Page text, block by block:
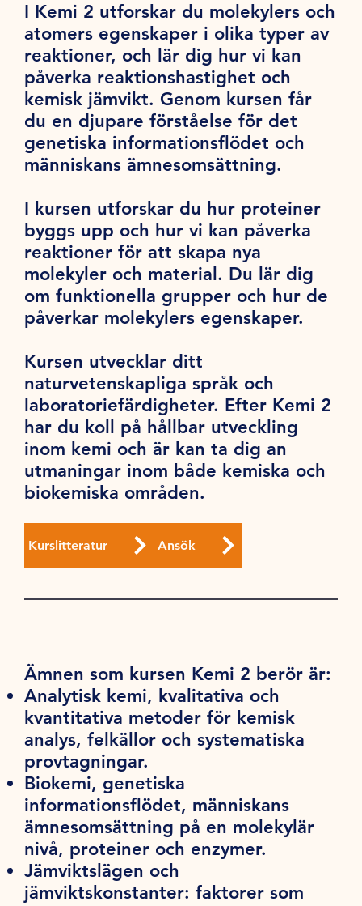
I Kemi 2 utforskar du molekylers och
atomers egenskaper i olika typer av
reaktioner, och lär dig hur vi kan
påverka reaktionshastighet och
kemisk jämvikt. Genom kursen får
du en djupare förståelse för det
genetiska informationsflödet och
människans ämnesomsättning.
I kursen utforskar du hur proteiner
byggs upp och hur vi kan påverka
reaktioner för att skapa nya
molekyler och material. Du lär dig
om funktionella grupper och hur de
påverkar molekylers egenskaper.
Kursen utvecklar ditt
naturvetenskapliga språk och
laboratoriefärdigheter. Efter Kemi 2
har du koll på hållbar utveckling
inom kemi och är kan ta dig an
utmaningar inom både kemiska och
biokemiska områden.
Kurslitteratur Ansök
Ämnen som kursen Kemi 2 berör är:
Analytisk kemi, kvalitativa och
kvantitativa metoder för kemisk
analys, felkällor och systematiska
provtagningar.
Biokemi, genetiska
informationsflödet, människans
ämnesomsättning på en molekylär
nivå, proteiner och enzymer.
Jämviktslägen och
jämviktskonstanter: faktorer som